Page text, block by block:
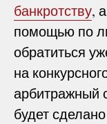
банкротству,
помощью по
обратиться
на
арбитражный
будет